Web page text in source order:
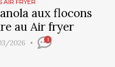
AIR FRYER
aux flocons
au Air fryer
2026 1